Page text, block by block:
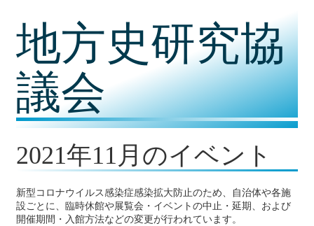
地方史研究協
議会
2021年11月のイベント
新型コロナウイルス感染症感染拡大防止のため、自治体や各施
設ごとに、臨時休館や展覧会・イベントの中止・延期、および
開催期間・入館方法などの変更が行われています。